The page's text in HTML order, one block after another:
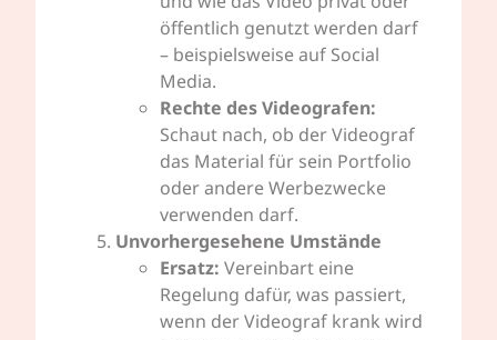
öffentlich genutzt werden darf
– beispielsweise auf Social
Media.
Rechte des Videografen:
Schaut nach, ob der Videograf
das Material für sein Portfolio
oder andere Werbezwecke
verwenden darf.
Unvorhergesehene Umstände
Ersatz: Vereinbart eine
Regelung dafür, was passiert,
wenn der Videograf krank wird